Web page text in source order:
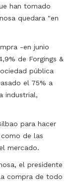
han tomado
quedara "en
-en junio
de Forgings &
pública
el 75% a
industrial,
para hacer
de las
mercado.
el presidente
compra de todo